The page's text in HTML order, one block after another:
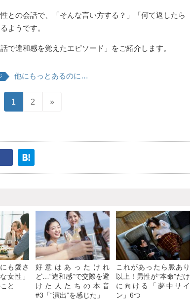
との会話で、「そんな言い方する？」「何て返したら
ようです。
で違和感を覚えたエピソード」をご紹介します。
他にもっとあるのに…
1 2 »
も愛さ
女性」
と
好意はあったけれ
ど…“違和感”で交際を避
けた人たちの本音
#3「“演出”を感じた」
これがあったら脈あり
以上！男性が“本命”だけ
に向ける「夢中サイ
ン」6つ